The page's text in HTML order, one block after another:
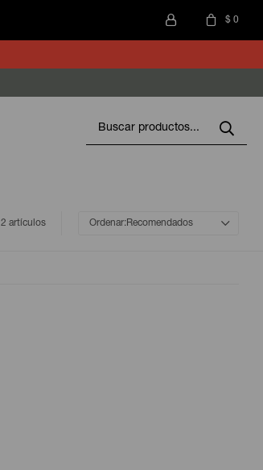
$ 0
2 artículos Recomendados